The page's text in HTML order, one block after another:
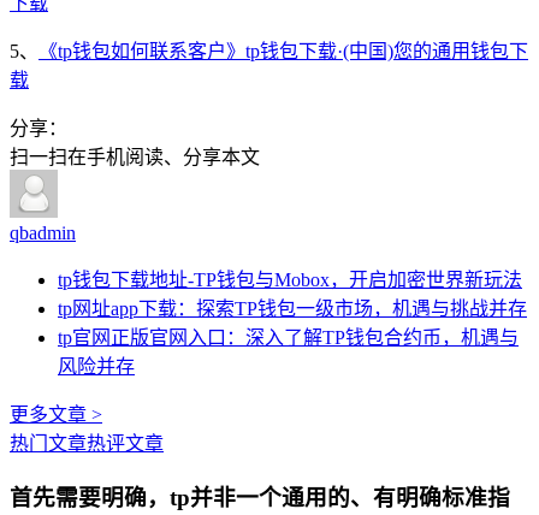
5、
《tp钱包如何联系客户》tp钱包下载·(中国)您的通用钱包下
载
分享：
扫一扫在手机阅读、分享本文
qbadmin
tp钱包下载地址-TP钱包与Mobox，开启加密世界新玩法
tp网址app下载：探索TP钱包一级市场，机遇与挑战并存
tp官网正版官网入口：深入了解TP钱包合约币，机遇与
风险并存
更多文章 >
热门文章热评文章
首先需要明确，tp并非一个通用的、有明确标准指